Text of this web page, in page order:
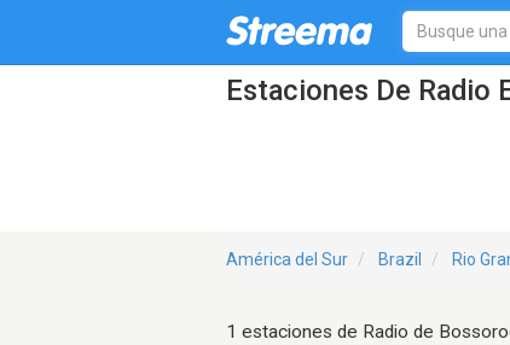
Estaciones De Radio
América del Sur Brazil Rio
1 estaciones de Radio de